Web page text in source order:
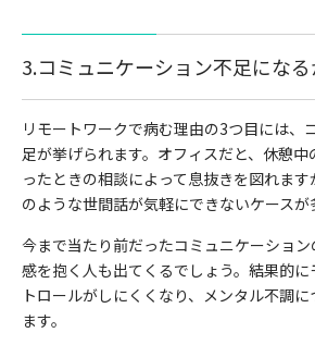
3.コミュニケーション不足になる
リモートワークで病む理由の3つ目には、
足が挙げられます。オフィスだと、休憩
ったときの相談によって息抜きを図れま
のような世間話が気軽にできないケースが
今まで当たり前だったコミュニケーショ
感を抱く人も出てくるでしょう。結果的
トロールがしにくくなり、メンタル不調
ます。